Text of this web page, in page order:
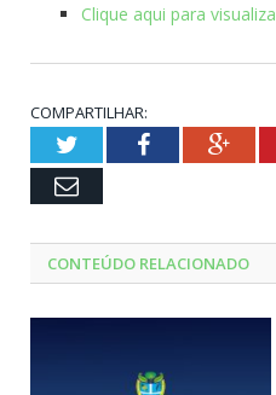
Clique aqui para
COMPARTILHAR:
TwitterFacebook
Email
CONTEÚDO RELACIONADO